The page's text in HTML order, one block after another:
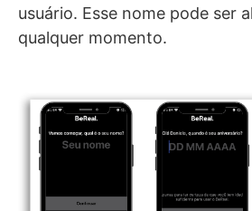
usuário. Esse nome pode ser
qualquer momento.